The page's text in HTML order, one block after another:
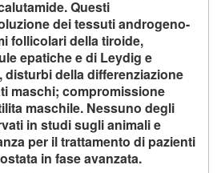
Questi
dei tessuti androgeno-
follicolari della tiroide,
epatiche e di Leydig e
disturbi della differenziazione
maschi; compromissione
maschile. Nessuno degli
in studi sugli animali e
per il trattamento di pazienti
in fase avanzata.